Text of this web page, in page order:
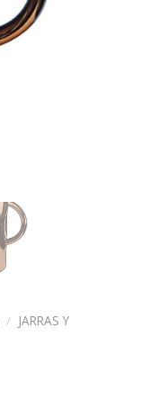
/ JARRAS Y